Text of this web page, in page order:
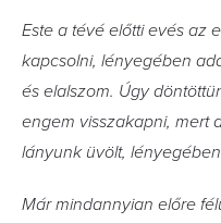
Este a tévé előtti evés az
kapcsolni, lényegében
és elalszom. Úgy
engem visszakapni, mert
lányunk üvölt,
Már mindannyian előre